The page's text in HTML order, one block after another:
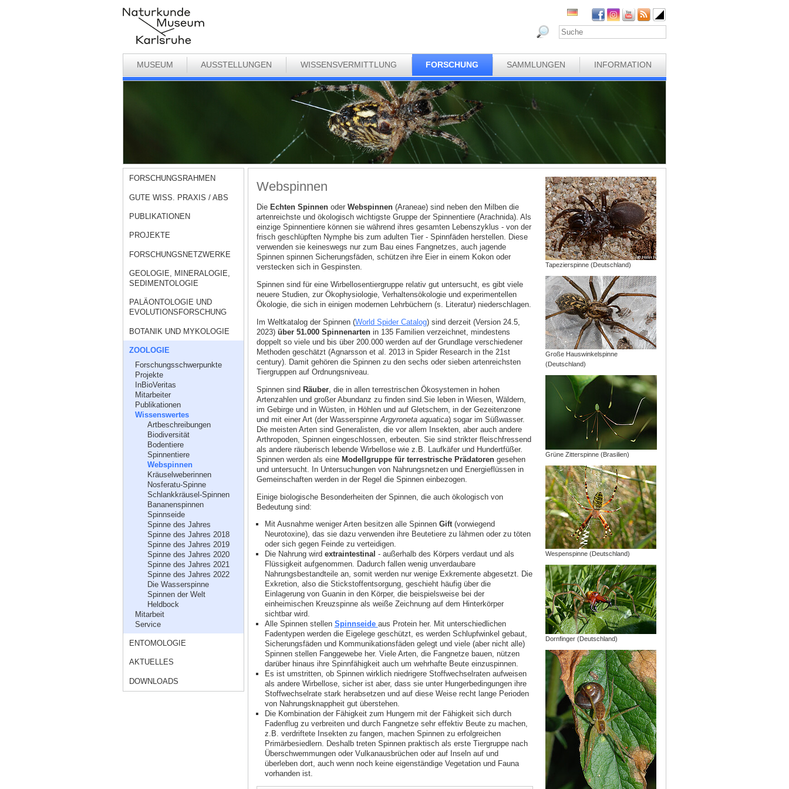
MUSEUM AUSSTELLUNGEN WISSENSVERMITTLUNG FORSCHUNG SAMMLUNGEN INFORMATION
FORSCHUNGSRAHMEN
GUTE WISS. PRAXIS / ABS
PUBLIKATIONEN
PROJEKTE
FORSCHUNGSNETZWERKE
GEOLOGIE, MINERALOGIE,
SEDIMENTOLOGIE
PALÄONTOLOGIE UND
EVOLUTIONSFORSCHUNG
BOTANIK UND MYKOLOGIE
ZOOLOGIE
Forschungsschwerpunkte
Projekte
InBioVeritas
Mitarbeiter
Publikationen
Wissenswertes
Artbeschreibungen
Biodiversität
Bodentiere
Spinnentiere
Webspinnen
Kräuselweberinnen
Nosferatu-Spinne
Schlankkräusel-Spinnen
Bananenspinnen
Spinnseide
Spinne des Jahres
Spinne des Jahres 2018
Spinne des Jahres 2019
Spinne des Jahres 2020
Spinne des Jahres 2021
Spinne des Jahres 2022
Die Wasserspinne
Spinnen der Welt
Heldbock
Mitarbeit
Service
ENTOMOLOGIE
AKTUELLES
DOWNLOADS
Webspinnen
DieEchten Spinnenoder Webspinnen (Araneae) sind neben den Milben die
artenreichste und ökologisch wichtigste Gruppe der Spinnentiere (Arachnida). Als
einzige Spinnentiere können sie während ihres gesamten Lebenszyklus - von der
frisch geschlüpften Nymphe bis zum adulten Tier - Spinnfäden herstellen. Diese
verwenden sie keineswegs nur zum Bau eines Fangnetzes, auch jagende
Spinnen spinnen Sicherungsfäden, schützen ihre Eier in einem Kokon oder
verstecken sich in Gespinsten.
Spinnen sind für eine Wirbellosentiergruppe relativ gut untersucht, es gibt viele
neuere Studien, zur Ökophysiologie, Verhaltensökologie und experimentellen
Ökologie, die sich in einigen modernen Lehrbüchern (s. Literatur) niederschlagen.
Im Weltkatalog der Spinnen (World Spider Catalog) sind derzeit (Version 24.5,
2023) über 51.000 Spinnenartenin 135 Familien verzeichnet, mindestens
doppelt so viele und bis über 200.000 werden auf der Grundlage verschiedener
Methoden geschätzt (Agnarsson et al. 2013 in Spider Research in the 21st
century). Damit gehören die Spinnen zu den sechs oder sieben artenreichsten
Tiergruppen auf Ordnungsniveau.
Spinnen sind Räuber, die in allen terrestrischen Ökosystemen in hohen
Artenzahlen und großer Abundanz zu finden sind.Sie leben in Wiesen, Wäldern,
im Gebirge und in Wüsten, in Höhlen und auf Gletschern, in der Gezeitenzone
und mit einer Art (der Wasserspinne Argyroneta aquatica) sogar im Süßwasser.
Die meisten Arten sind Generalisten, die vor allem Insekten, aber auch andere
Arthropoden, Spinnen eingeschlossen, erbeuten. Sie sind strikter fleischfressend
als andere räuberisch lebende Wirbellose wie z.B. Laufkäfer und Hundertfüßer.
Spinnen werden als eine Modellgruppe für terrestrische Prädatorengesehen
und untersucht. In Untersuchungen von Nahrungsnetzen und Energieflüssen in
Gemeinschaften werden in der Regel die Spinnen einbezogen.
Einige biologische Besonderheiten der Spinnen, die auch ökologisch von
Bedeutung sind:
Mit Ausnahme weniger Arten besitzen alle Spinnen Gift (vorwiegend
Neurotoxine), das sie dazu verwenden ihre Beutetiere zu lähmen oder zu töten
oder sich gegen Feinde zu verteidigen.
Die Nahrung wird extraintestinal - außerhalb des Körpers verdaut und als
Flüssigkeit aufgenommen. Dadurch fallen wenig unverdaubare
Nahrungsbestandteile an, somit werden nur wenige Exkremente abgesetzt. Die
Exkretion, also die Stickstoffentsorgung, geschieht häufig über die
Einlagerung von Guanin in den Körper, die beispielsweise bei der
einheimischen Kreuzspinne als weiße Zeichnung auf dem Hinterkörper
sichtbar wird.
Alle Spinnen stellen Spinnseide aus Protein her. Mit unterschiedlichen
Fadentypen werden die Eigelege geschützt, es werden Schlupfwinkel gebaut,
Sicherungsfäden und Kommunikationsfäden gelegt und viele (aber nicht alle)
Spinnen stellen Fanggewebe her. Viele Arten, die Fangnetze bauen, nützen
darüber hinaus ihre Spinnfähigkeit auch um wehrhafte Beute einzuspinnen.
Es ist umstritten, ob Spinnen wirklich niedrigere Stoffwechselraten aufweisen
als andere Wirbellose, sicher ist aber, dass sie unter Hungerbedingungen ihre
Stoffwechselrate stark herabsetzen und auf diese Weise recht lange Perioden
von Nahrungsknappheit gut überstehen.
Die Kombination der Fähigkeit zum Hungern mit der Fähigkeit sich durch
Fadenflug zu verbreiten und durch Fangnetze sehr effektiv Beute zu machen,
z.B. verdriftete Insekten zu fangen, machen Spinnen zu erfolgreichen
Primärbesiedlern. Deshalb treten Spinnen praktisch als erste Tiergruppe nach
Überschwemmungen oder Vulkanausbrüchen oder auf Inseln auf und
überleben dort, auch wenn noch keine eigenständige Vegetation und Fauna
vorhanden ist.
Tapezierspinne (Deutschland)
Große Hauswinkelspinne
(Deutschland)
Grüne Zitterspinne (Brasilien)
Wespenspinne (Deutschland)
Dornfinger (Deutschland)